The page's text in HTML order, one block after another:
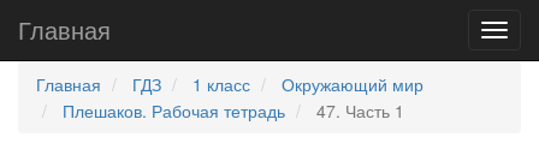
Главная
Главная ГДЗ 1 класс
Окружающий мир
Плешаков. Рабочая тетрадь
47. Часть 1